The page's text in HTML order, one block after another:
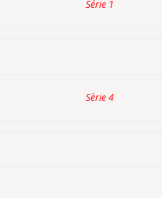
Série 1
Sèrie 4